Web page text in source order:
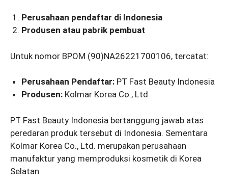
Perusahaan pendaftar di Indonesia
Produsen atau pabrik pembuat
Untuk nomor BPOM (90)NA26221700106, tercatat:
Perusahaan Pendaftar: PT Fast Beauty Indonesia
Produsen: Kolmar Korea Co., Ltd.
PT Fast Beauty Indonesia bertanggung jawab atas
peredaran produk tersebut di Indonesia. Sementara
Kolmar Korea Co., Ltd. merupakan perusahaan
manufaktur yang memproduksi kosmetik di Korea
Selatan.